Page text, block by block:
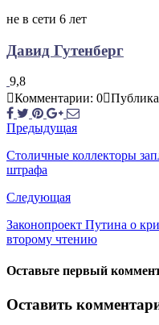
не в сети 6 лет
Давид Гутенберг
9,8
Комментарии: 0
Предыдущая
Столичные коллекторы
штрафа
Следующая
Законопроект Путина о
второму чтению
Оставьте первый
Оставить